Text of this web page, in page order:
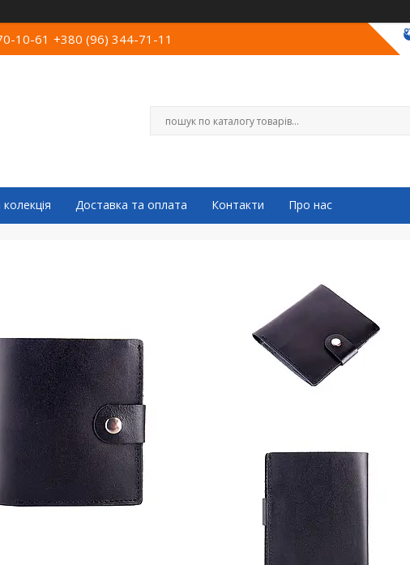
10-61 +380 (96) 344-71-11
Доставка та оплата Контакти Про нас